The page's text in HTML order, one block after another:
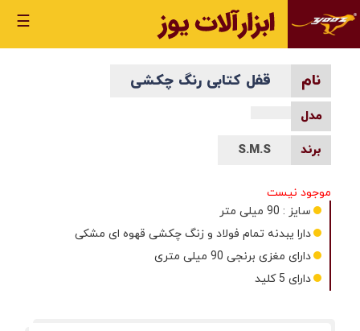
☰
قفل کتابی رنگ چکشی
S.M.S
موجود نیست
سایز : 90 میلی متر
دارا یبدنه تمام فولاد و زنگ چکشی قهوه ای مشکی
دارای مغزی برنجی 90 میلی متری
دارای 5 کلید